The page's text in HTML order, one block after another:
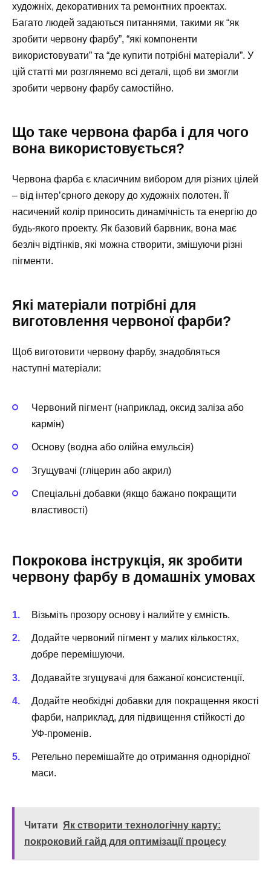
художніх, декоративних та ремонтних проектах.
Багато людей задаються питаннями, такими як “як
зробити червону фарбу”, “які компоненти
використовувати” та “де купити потрібні матеріали”. У
цій статті ми розглянемо всі деталі, щоб ви змогли
зробити червону фарбу самостійно.
Що таке червона фарба і для чого
вона використовується?
Червона фарба є класичним вибором для різних цілей
– від інтер’єрного декору до художніх полотен. Її
насичений колір приносить динамічність та енергію до
будь-якого проекту. Як базовий барвник, вона має
безліч відтінків, які можна створити, змішуючи різні
пігменти.
Які матеріали потрібні для
виготовлення червоної фарби?
Щоб виготовити червону фарбу, знадобляться
наступні матеріали:
Червоний пігмент (наприклад, оксид заліза або
кармін)
Основу (водна або олійна емульсія)
Згущувачі (гліцерин або акрил)
Спеціальні добавки (якщо бажано покращити
властивості)
Покрокова інструкція, як зробити
червону фарбу в домашніх умовах
Візьміть прозору основу і налийте у ємність.
Додайте червоний пігмент у малих кількостях,
добре перемішуючи.
Додавайте згущувачі для бажаної консистенції.
Додайте необхідні добавки для покращення якості
фарби, наприклад, для підвищення стійкості до
УФ-променів.
Ретельно перемішайте до отримання однорідної
маси.
Читати Як створити технологічну карту:
покроковий гайд для оптимізації процесу